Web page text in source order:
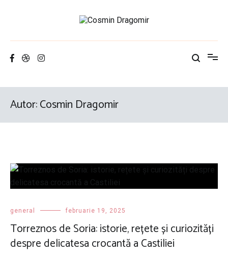
Cosmin Dragomir
Autor:Cosmin Dragomir
general februarie 19, 2025
Torreznos de Soria: istorie, rețete și curiozități
despre delicatesa crocantă a Castiliei